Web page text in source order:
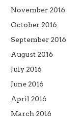
November 2016
October 2016
September 2016
August 2016
July 2016
June 2016
April 2016
March 2016